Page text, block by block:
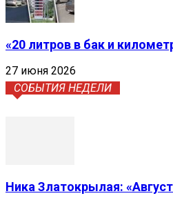
«20 литров в бак и
27 июня 2026
СОБЫТИЯ НЕДЕЛИ
Ника Златокрылая: